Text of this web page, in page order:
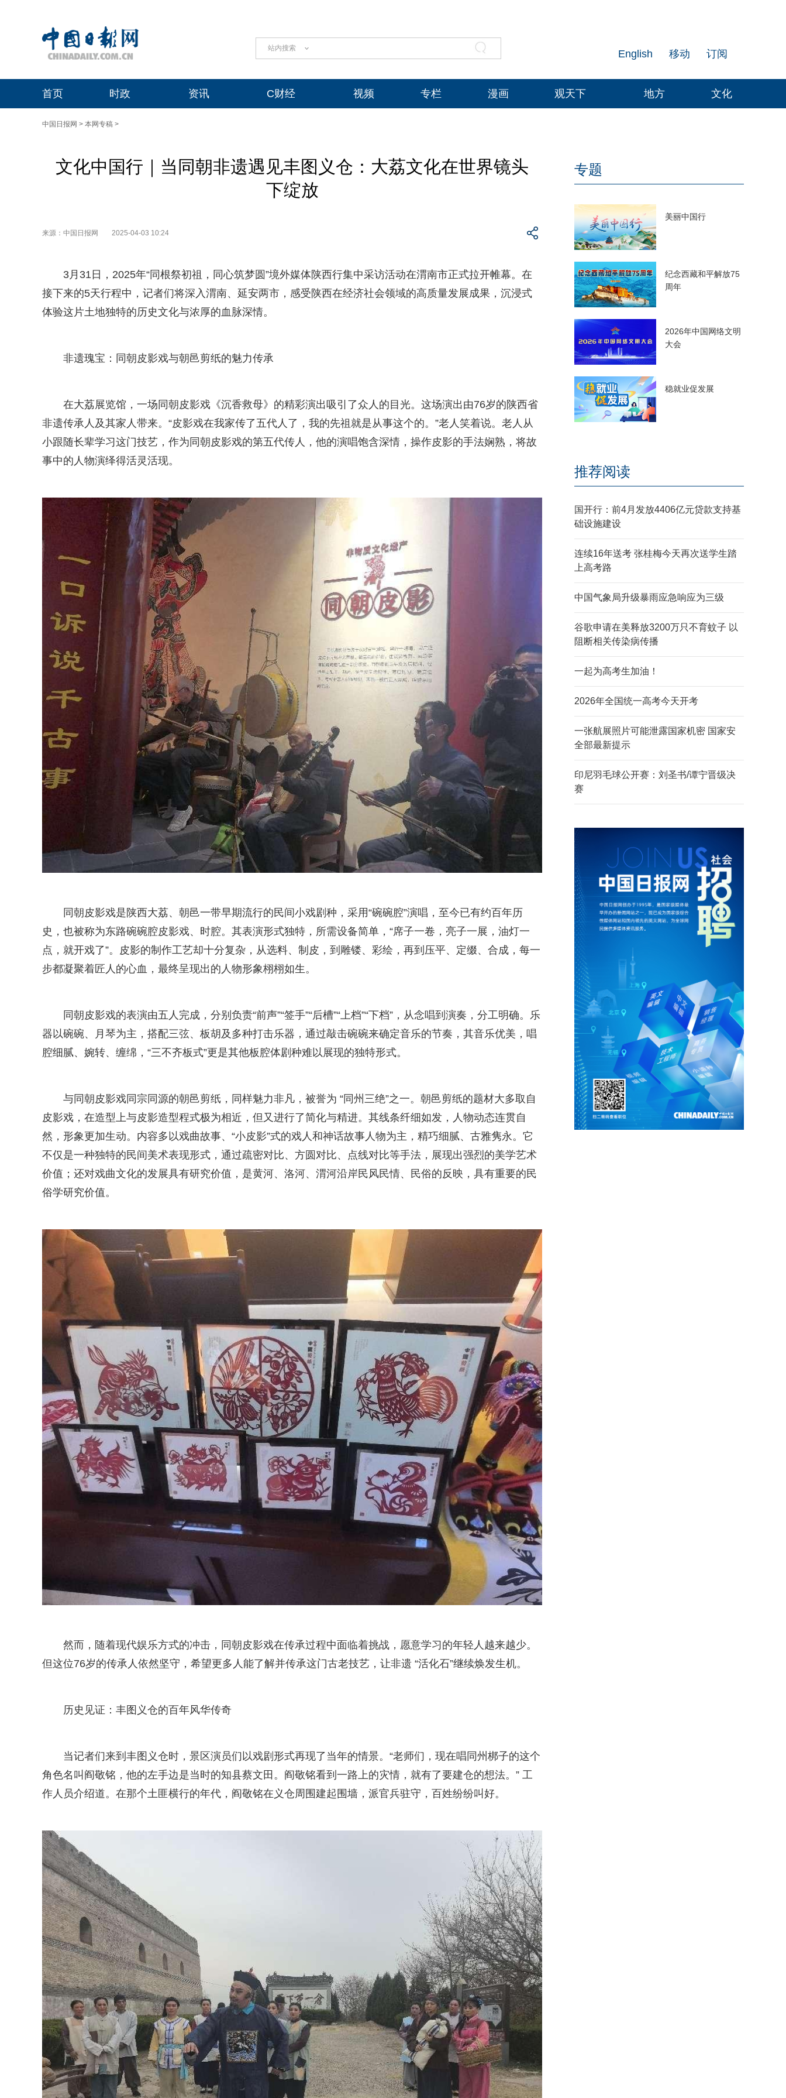
站内搜索 订阅
移动
English
首页 时政 资讯 C财经 视频 专栏 漫画 观天下 地方 文化
中国日报网 > 本网专稿 >
文化中国行｜当同朝非遗遇见丰图义仓：大荔文化在世界镜头
下绽放
来源：中国日报网 2025-04-03 10:24
3月31日，2025年“同根祭初祖，同心筑梦圆”境外媒体陕西行集中采访活动在渭南市正式拉开帷幕。在
接下来的5天行程中，记者们将深入渭南、延安两市，感受陕西在经济社会领域的高质量发展成果，沉浸式
体验这片土地独特的历史文化与浓厚的血脉深情。
非遗瑰宝：同朝皮影戏与朝邑剪纸的魅力传承
在大荔展览馆，一场同朝皮影戏《沉香救母》的精彩演出吸引了众人的目光。这场演出由76岁的陕西省
非遗传承人及其家人带来。“皮影戏在我家传了五代人了，我的先祖就是从事这个的。”老人笑着说。老人从
小跟随长辈学习这门技艺，作为同朝皮影戏的第五代传人，他的演唱饱含深情，操作皮影的手法娴熟，将故
事中的人物演绎得活灵活现。
同朝皮影戏是陕西大荔、朝邑一带早期流行的民间小戏剧种，采用“碗碗腔”演唱，至今已有约百年历
史，也被称为东路碗碗腔皮影戏、时腔。其表演形式独特，所需设备简单，“席子一卷，亮子一展，油灯一
点，就开戏了”。皮影的制作工艺却十分复杂，从选料、制皮，到雕镂、彩绘，再到压平、定缀、合成，每一
步都凝聚着匠人的心血，最终呈现出的人物形象栩栩如生。
同朝皮影戏的表演由五人完成，分别负责“前声”“签手”“后槽”“上档”“下档”，从念唱到演奏，分工明确。乐
器以碗碗、月琴为主，搭配三弦、板胡及多种打击乐器，通过敲击碗碗来确定音乐的节奏，其音乐优美，唱
腔细腻、婉转、缠绵，“三不齐板式”更是其他板腔体剧种难以展现的独特形式。
与同朝皮影戏同宗同源的朝邑剪纸，同样魅力非凡，被誉为 “同州三绝”之一。朝邑剪纸的题材大多取自
皮影戏，在造型上与皮影造型程式极为相近，但又进行了简化与精进。其线条纤细如发，人物动态连贯自
然，形象更加生动。内容多以戏曲故事、“小皮影”式的戏人和神话故事人物为主，精巧细腻、古雅隽永。它
不仅是一种独特的民间美术表现形式，通过疏密对比、方圆对比、点线对比等手法，展现出强烈的美学艺术
价值；还对戏曲文化的发展具有研究价值，是黄河、洛河、渭河沿岸民风民情、民俗的反映，具有重要的民
俗学研究价值。
然而，随着现代娱乐方式的冲击，同朝皮影戏在传承过程中面临着挑战，愿意学习的年轻人越来越少。
但这位76岁的传承人依然坚守，希望更多人能了解并传承这门古老技艺，让非遗 “活化石”继续焕发生机。
历史见证：丰图义仓的百年风华传奇
当记者们来到丰图义仓时，景区演员们以戏剧形式再现了当年的情景。“老师们，现在唱同州梆子的这个
角色名叫阎敬铭，他的左手边是当时的知县蔡文田。阎敬铭看到一路上的灾情，就有了要建仓的想法。” 工
作人员介绍道。在那个土匪横行的年代，阎敬铭在义仓周围建起围墙，派官兵驻守，百姓纷纷叫好。
专题
美丽中国行
纪念西藏和平解放75
周年
2026年中国网络文明
大会
稳就业促发展
推荐阅读
国开行：前4月发放4406亿元贷款支持基
础设施建设
连续16年送考 张桂梅今天再次送学生踏
上高考路
中国气象局升级暴雨应急响应为三级
谷歌申请在美释放3200万只不育蚊子 以
阻断相关传染病传播
一起为高考生加油！
2026年全国统一高考今天开考
一张航展照片可能泄露国家机密 国家安
全部最新提示
印尼羽毛球公开赛：刘圣书/谭宁晋级决
赛